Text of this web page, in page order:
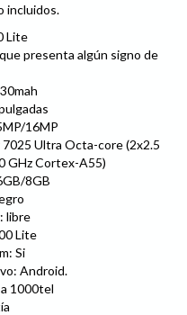
incluidos.
Lite
presenta algún signo de
16MP
Ultra Octa-core (2x2.5
GHz Cortex-A55)
8GB
libre
Lite
Si
Android.
1000tel